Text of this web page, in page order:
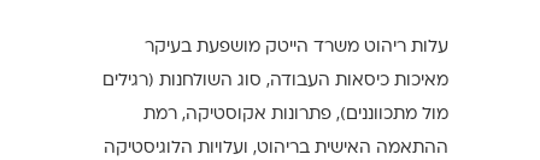
עלות ריהוט משרד הייטק מושפעת בעיקר
מאיכות כיסאות העבודה, סוג השולחנות (רגילים
מול מתכווננים), פתרונות אקוסטיקה, רמת
ההתאמה האישית בריהוט, ועלויות הלוגיסטיקה